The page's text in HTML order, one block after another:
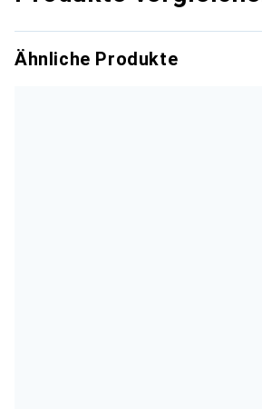
Ähnliche Produkte